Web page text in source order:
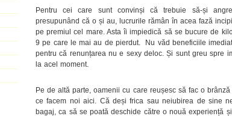
Pentru cei care sunt convinși că trebuie să-și
presupunând că o și au, lucrurile rămân în acea fază
pe premiul cel mare. Asta îi impiedică să se bucure de
9 pe care le mai au de pierdut. Nu văd beneficiile
pentru că renunțarea nu e sexy deloc. Și sunt greu spre
la acel moment.
Pe de altă parte, oamenii cu care reușesc să fac o
ce facem noi aici. Că deși frica sau neiubirea de sine
bagaj, ca să se poată deschide către o nouă experiență